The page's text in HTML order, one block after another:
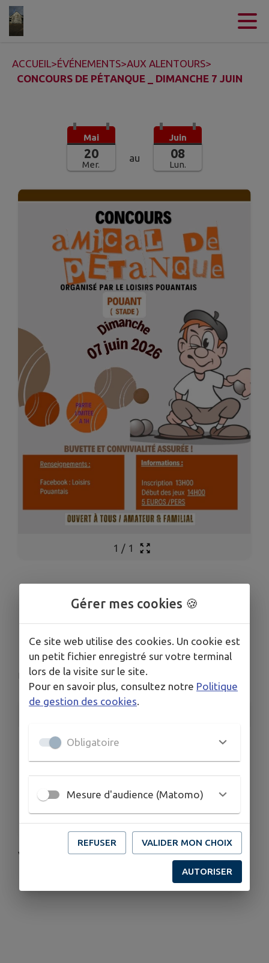
ACCUEIL>ÉVÉNEMENTS>AUX ALENTOURS>
CONCOURS DE PÉTANQUE _ DIMANCHE 7 JUIN
Mai
20
Mer.
au
Juin
08
Lun.
1 / 1
Concours de
Pétanque _ Dimanche
7 juin
Pouant
LIEU
DATES
HORAIRES
À 12h00
Vous êtes tous les bienvenues .
Gérer mes cookies 🍪
Ce site web utilise des cookies. Un cookie est
un petit fichier enregistré sur votre terminal
lors de la visite sur le site.
Pour en savoir plus, consultez notre Politique
de gestion des cookies
Obligatoire
Mesure d'audience (Matomo)
REFUSER VALIDER MON CHOIX
AUTORISER